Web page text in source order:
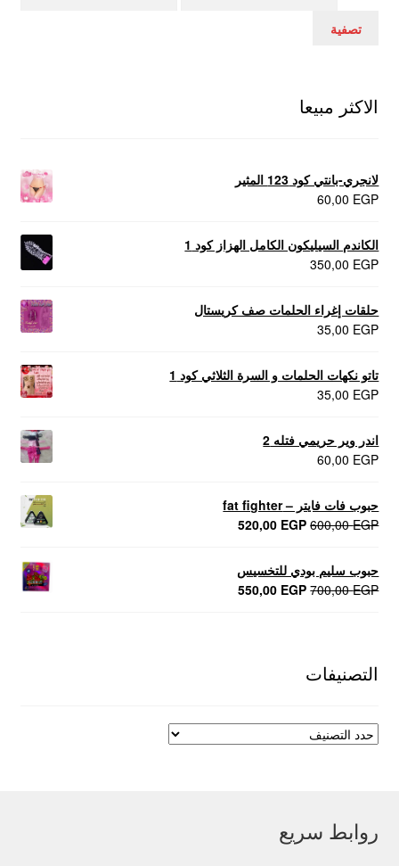
تصفية
الاكثر مبيعا
لانجري-بانتي كود 123 المثير
60,00 EGP
الكاندم السيليكون الكامل الهزاز كود 1
350,00 EGP
حلقات إغراء الحلمات صف كريستال
35,00 EGP
تاتو نكهات الحلمات و السرة الثلاثي كود 1
35,00 EGP
اندر وير حريمي فتله 2
60,00 EGP
حبوب فات فايتر – fat fighter
600,00EGP
السعر
600,00 EGP.
520,00 EGP
السعر
520,00 EGP.
حبوب سليم بودي للتخسيس
700,00EGP
السعر550,00 EGP
السعر
التصنيفات
روابط سريع